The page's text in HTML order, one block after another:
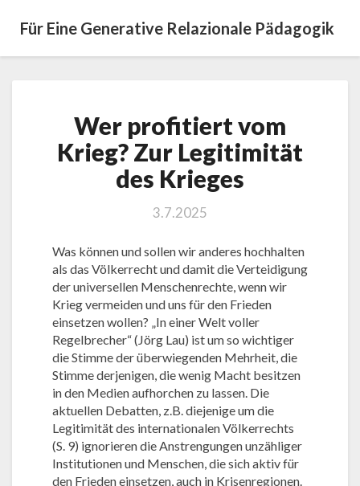
Für Eine Generative Relazionale Pädagogik
profitiert
vom
Krieg?
Zur
Legitimität
des
Wer profitiert vom
Krieg? Zur Legitimität
des Krieges
3.7.2025
Was können und sollen wir anderes hochhalten
als das Völkerrecht und damit die Verteidigung
der universellen Menschenrechte, wenn wir
Krieg vermeiden und uns für den Frieden
einsetzen wollen? „In einer Welt voller
Regelbrecher“ (Jörg Lau) ist um so wichtiger
die Stimme der überwiegenden Mehrheit, die
Stimme derjenigen, die wenig Macht besitzen
in den Medien aufhorchen zu lassen. Die
aktuellen Debatten, z.B. diejenige um die
Legitimität des internationalen Völkerrechts
(S. 9) ignorieren die Anstrengungen unzähliger
Institutionen und Menschen, die sich aktiv für
den Frieden einsetzen, auch in Krisenregionen.